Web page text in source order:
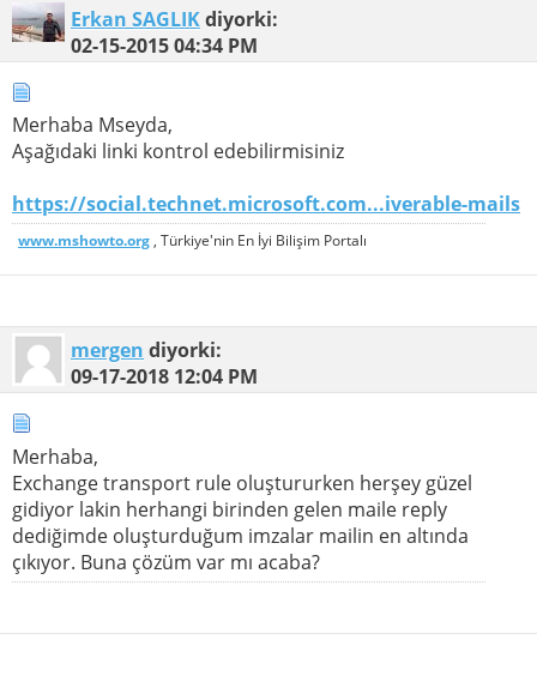
Erkan SAGLIKdiyorki:
02-15-201504:34 PM
Merhaba Mseyda,
Aşağıdaki linki kontrol edebilirmisiniz
https://social.technet.microsoft.com...iverable-mails
www.mshowto.org , Türkiye'nin En İyi Bilişim Portalı
mergen diyorki:
09-17-2018 12:04 PM
Merhaba,
Exchange transport rule oluştururken herşey güzel
gidiyor lakin herhangi birinden gelen maile reply
dediğimde oluşturduğum imzalar mailin en altında
çıkıyor. Buna çözüm var mı acaba?